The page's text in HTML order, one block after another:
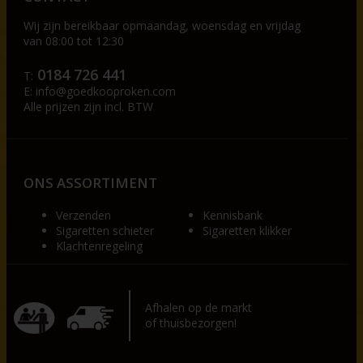
Wij zijn bereikbaar opmaandag, woensdag en vrijdag
van 08:00 tot 12:30
T: 0184 726 441
E: info@goedkooproken.com
Alle prijzen zijn incl. BTW
ONS ASSORTIMENT
Verzenden
Kennisbank
Sigaretten schieter
Sigaretten klikker
Klachtenregeling
Afhalen op de markt
of thuisbezorgen!